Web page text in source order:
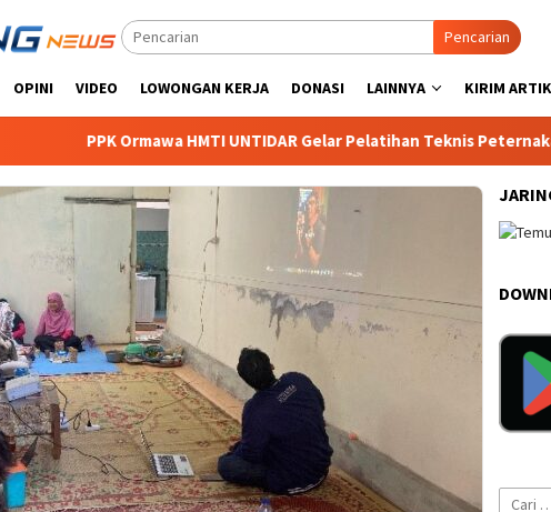
Pencarian
OPINI VIDEO LOWONGAN KERJA DONASI LAINNYA KIRIM
PPK Ormawa HMTI UNTIDAR Gelar Pelatihan Teknis Peternakan dan
Cari